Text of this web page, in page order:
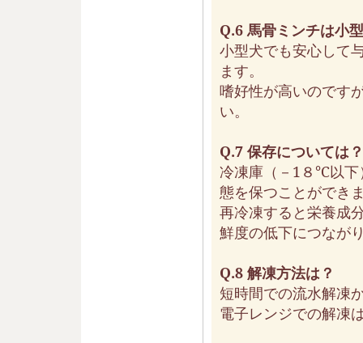
Q.6 馬骨ミンチは小
小型犬でも安心して
ます。
嗜好性が高いのです
い。
Q.7 保存については？
冷凍庫（－1８℃以下
態を保つことができ
再冷凍すると栄養成
鮮度の低下につなが
Q.8 解凍方法は？
短時間での流水解凍
電子レンジでの解凍